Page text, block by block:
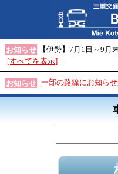
お知らせ
【伊勢】7月1日～9
[すべてを表示]
お知らせ 一部の路線にお知ら